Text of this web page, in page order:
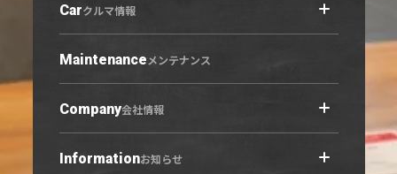
店舗情報トップ
小牧原店
春日井六軒屋店
U-Select羽黒
営業日カレンダー
Carクルマ情報
クルマ情報トップ
展示車・試乗車
中古車
Maintenanceメンテナンス
Company会社情報
会社概要トップ
Informationお知らせ